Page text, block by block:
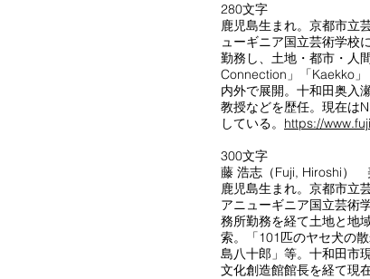
280文字
鹿児島生まれ。京都市立
ューギニア国立芸術学校
勤務し、土地・都市・人
Connection」「Kaekko
内外で展開。十和田奥入
教授などを歴任。現在は
している。 https://
300文字
藤 浩志（Fuji, Hiroshi）
鹿児島生まれ。京都市立
アニューギニア国立芸術
務所勤務を経て土地と地
索。「101匹のヤセ犬の
島八十郎」等。十和田市
文化創造館館長を経て現